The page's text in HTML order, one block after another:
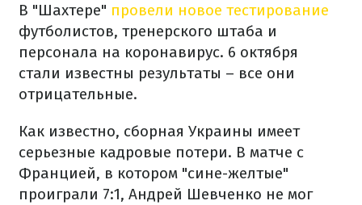
В "Шахтере" провели новое тестирование
футболистов, тренерского штаба и
персонала на коронавирус. 6 октября
стали известны результаты – все они
отрицательные.
Как известно, сборная Украины имеет
серьезные кадровые потери. В матче с
Францией, в котором "сине-желтые"
проиграли 7:1, Андрей Шевченко не мог